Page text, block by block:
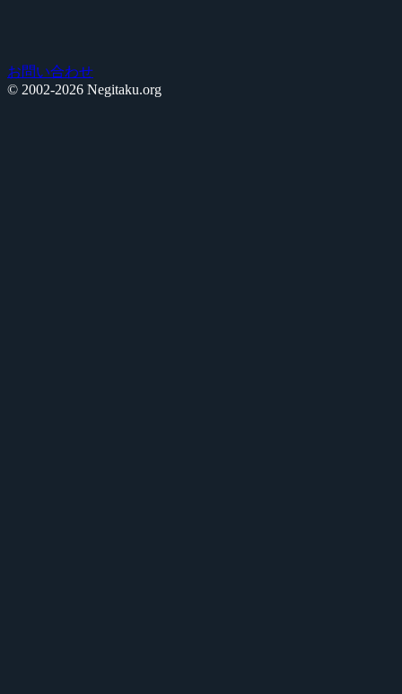
お問い合わせ
© 2002-2026 Negitaku.org